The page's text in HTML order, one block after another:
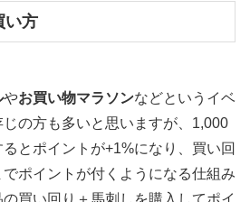
とポイントが+1%になり、買い回
ポイントが付くようになる仕組み
買い回り＋馬刺しを購入してポイ
お得に購入出来ます。なお、筆者